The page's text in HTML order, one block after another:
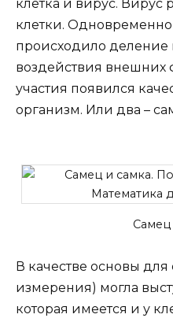
клетка и вирус. Вирус
клетки.
происходило деление
воздействия внешних
участия появился
организм. Или два –
Самец
В качестве основы
измерения) могла
которая имеется и у